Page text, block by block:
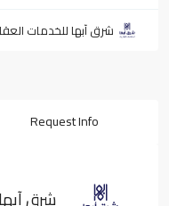
شرق آبها للخدمات
Request Info
شرق